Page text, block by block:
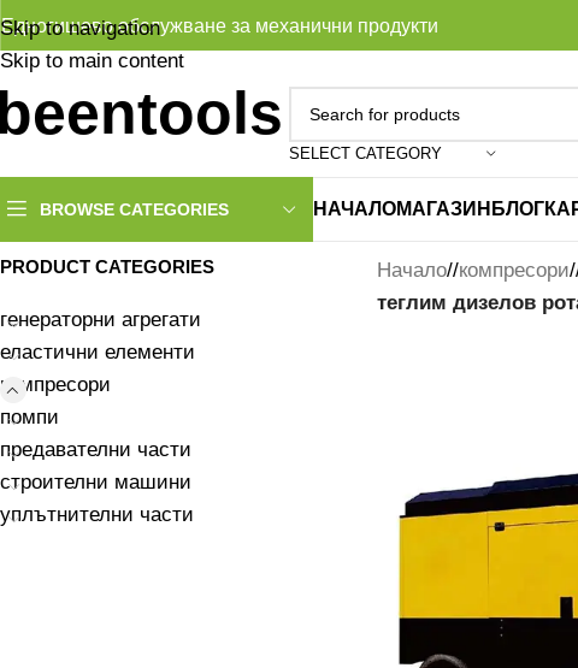
Skip to navigation
Skip to main content
Едногишево обслужване за механични продукти
SELECT CATEGORY
BROWSE CATEGORIES НАЧАЛОМАГАЗИН БЛОГ
PRODUCT CATEGORIES
генераторни агрегати
еластични елементи
компресори
помпи
предавателни части
строителни машини
уплътнителни части
Начало/ компресори/
теглим дизелов